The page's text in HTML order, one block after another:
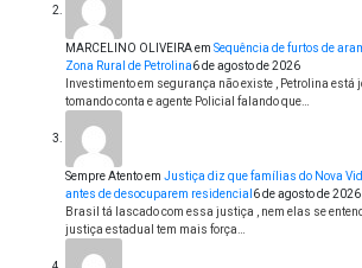
MARCELINO OLIVEIRAem Sequência de furtos de
Zona Rural de Petrolina6 de agosto de 2026
Investimento em segurança não existe , Petrolina está
tomando conta e agente Policial falando que…
Sempre Atentoem Justiça diz que famílias do Nova
antes de desocuparem residencial 6 de agosto de 2026
Brasil tá lascado com essa justiça , nem elas se
justiça estadual tem mais força…